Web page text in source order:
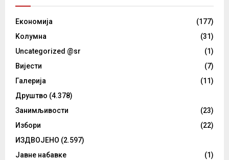
Eкономија
(177)
Kолумнa
(31)
Uncategorized @sr
(1)
Вијести
(7)
Галерија
(11)
Друштво (4.378)
Занимљивости
(23)
Избори
(22)
ИЗДВОЈЕНО (2.597)
Јавне набавке
(1)